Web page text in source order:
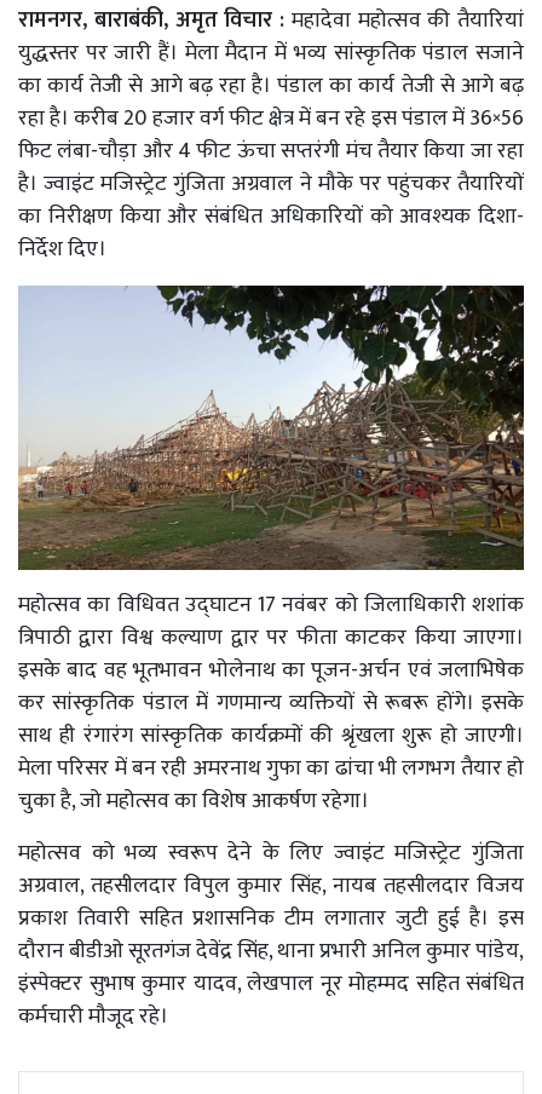
रामनगर, बाराबंकी, अमृत विचार : महादेवा महोत्सव की तैयारियां
युद्धस्तर पर जारी हैं। मेला मैदान में भव्य सांस्कृतिक पंडाल सजाने
का कार्य तेजी से आगे बढ़ रहा है। पंडाल का कार्य तेजी से आगे बढ़
रहा है। करीब 20 हजार वर्ग फीट क्षेत्र में बन रहे इस पंडाल में 36×56
फिट लंबा-चौड़ा और 4 फीट ऊंचा सप्तरंगी मंच तैयार किया जा रहा
है। ज्वाइंट मजिस्ट्रेट गुंजिता अग्रवाल ने मौके पर पहुंचकर तैयारियों
का निरीक्षण किया और संबंधित अधिकारियों को आवश्यक दिशा-
निर्देश दिए।
महोत्सव का विधिवत उद्घाटन 17 नवंबर को जिलाधिकारी शशांक
त्रिपाठी द्वारा विश्व कल्याण द्वार पर फीता काटकर किया जाएगा।
इसके बाद वह भूतभावन भोलेनाथ का पूजन-अर्चन एवं जलाभिषेक
कर सांस्कृतिक पंडाल में गणमान्य व्यक्तियों से रूबरू होंगे। इसके
साथ ही रंगारंग सांस्कृतिक कार्यक्रमों की श्रृंखला शुरू हो जाएगी।
मेला परिसर में बन रही अमरनाथ गुफा का ढांचा भी लगभग तैयार हो
चुका है, जो महोत्सव का विशेष आकर्षण रहेगा।
महोत्सव को भव्य स्वरूप देने के लिए ज्वाइंट मजिस्ट्रेट गुंजिता
अग्रवाल, तहसीलदार विपुल कुमार सिंह, नायब तहसीलदार विजय
प्रकाश तिवारी सहित प्रशासनिक टीम लगातार जुटी हुई है। इस
दौरान बीडीओ सूरतगंज देवेंद्र सिंह, थाना प्रभारी अनिल कुमार पांडेय,
इंस्पेक्टर सुभाष कुमार यादव, लेखपाल नूर मोहम्मद सहित संबंधित
कर्मचारी मौजूद रहे।